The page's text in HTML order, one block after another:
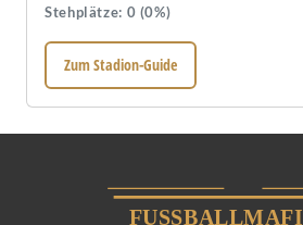
Stehplätze: 0 (0%)
Zum Stadion-Guide